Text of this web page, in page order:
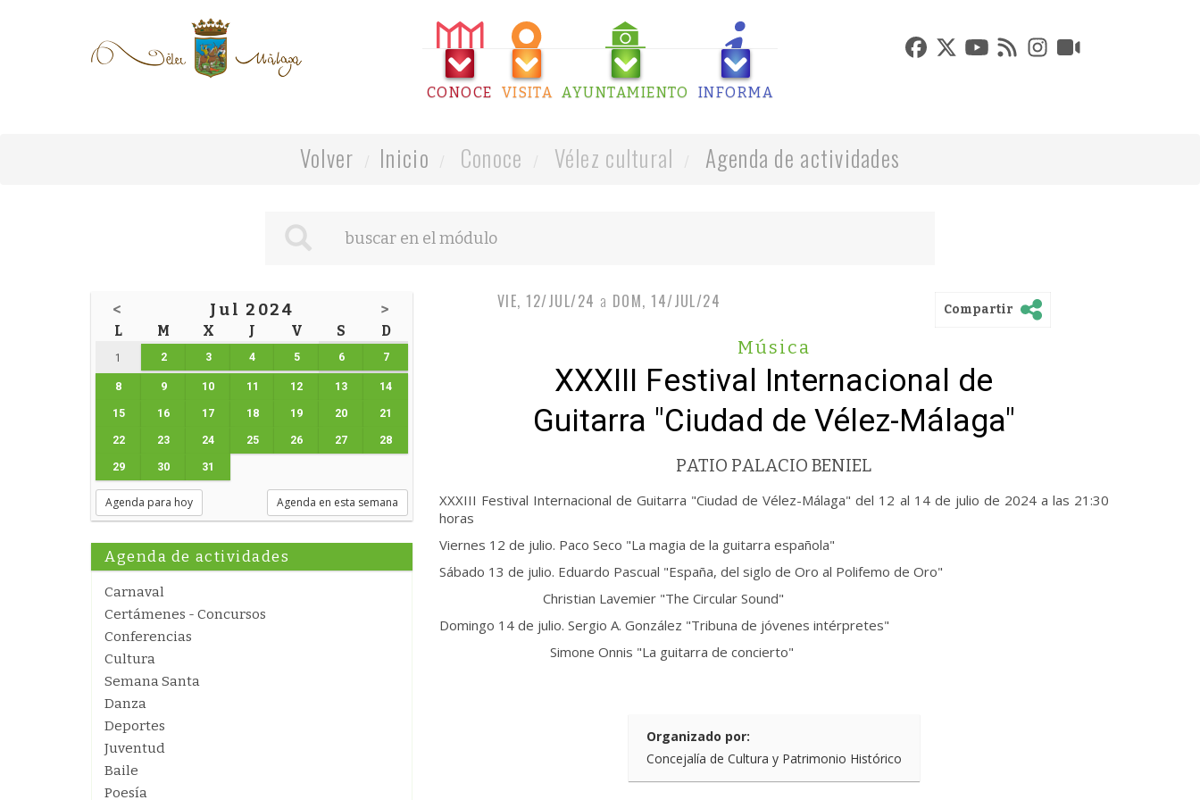
CONOCE VISITA AYUNTAMIENTO INFORMA
Volver Inicio Conoce Vélez cultural Agenda de actividades
< Jul 2024 >
L M X J V S D
1 2 3 4 5 6 7
8 9 10 11 12 13 14
15 16 17 18 19 20 21
22 23 24 25 26 27 28
29 30 31
Agenda para hoy Agenda en esta semana
Agenda de actividades
Carnaval
Certámenes - Concursos
Conferencias
Cultura
Semana Santa
Danza
Deportes
Juventud
Baile
Poesía
VIE, 12/JUL/24 a DOM, 14/JUL/24 Compartir
Música
XXXIII Festival Internacional de
Guitarra "Ciudad de Vélez-Málaga"
PATIO PALACIO BENIEL
XXXIII Festival Internacional de Guitarra "Ciudad de Vélez-Málaga" del 12 al 14 de julio de 2024 a las 21:30
horas
Viernes 12 de julio. Paco Seco "La magia de la guitarra española"
Sábado 13 de julio. Eduardo Pascual "España, del siglo de Oro al Polifemo de Oro"
Christian Lavemier "The Circular Sound"
Domingo 14 de julio. Sergio A. González "Tribuna de jóvenes intérpretes"
Simone Onnis "La guitarra de concierto"
Organizado por:
Concejalía de Cultura y Patrimonio Histórico